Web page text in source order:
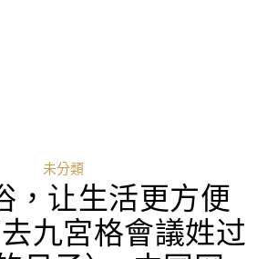
未分類
，让生活更方便
去九宮格會議姓过